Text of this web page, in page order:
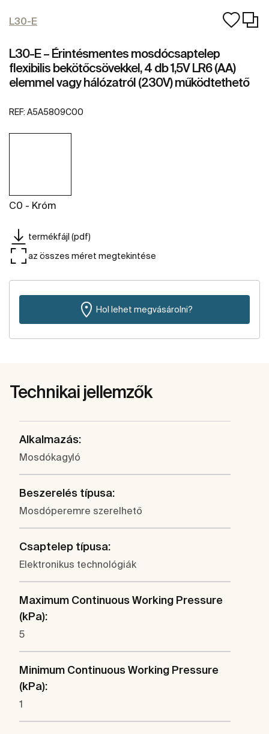
L30-E
L30-E – Érintésmentes mosdócsaptelep
flexibilis bekötőcsövekkel, 4 db 1,5V LR6 (AA)
elemmel vagy hálózatról (230V) működtethető
REF: A5A5809C00
C0 - Króm
termékfájl (pdf)
az összes méret megtekintése
Hol lehet megvásárolni?
Technikai jellemzők
Alkalmazás:
Mosdókagyló
Beszerelés típusa:
Mosdóperemre szerelhető
Csaptelep típusa:
Elektronikus technológiák
Maximum Continuous Working Pressure
(kPa):
5
Minimum Continuous Working Pressure
(kPa):
1